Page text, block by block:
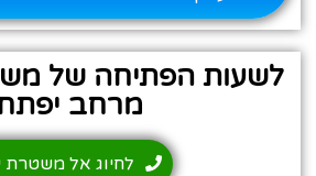
לשעות הפתיחה של
מרחב
לחיוג אל